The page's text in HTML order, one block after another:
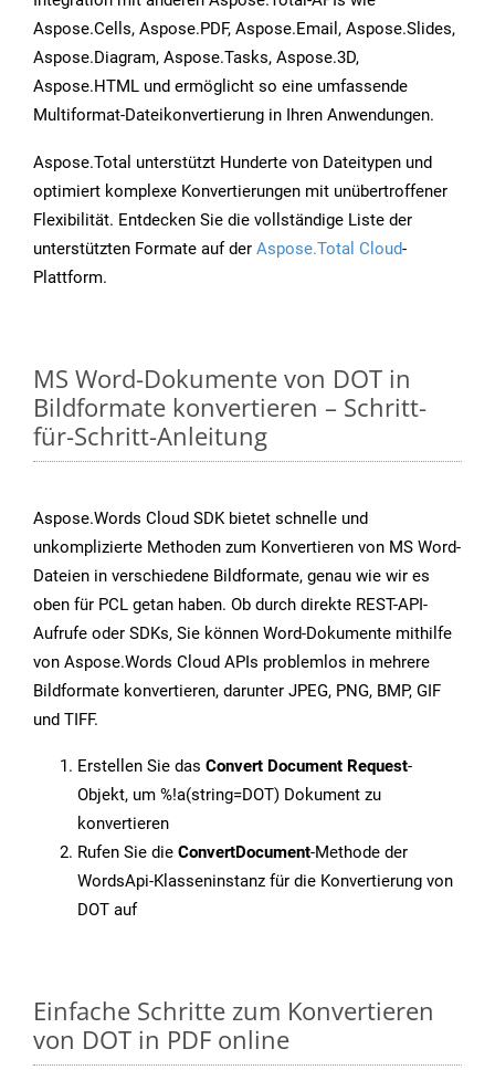
Aspose.Cells, Aspose.PDF, Aspose.Email, Aspose.Slides,
Aspose.Diagram, Aspose.Tasks, Aspose.3D,
Aspose.HTML und ermöglicht so eine umfassende
Multiformat-Dateikonvertierung in Ihren Anwendungen.
Aspose.Total unterstützt Hunderte von Dateitypen und
optimiert komplexe Konvertierungen mit unübertroffener
Flexibilität. Entdecken Sie die vollständige Liste der
unterstützten Formate auf der Aspose.Total Cloud-
Plattform.
MS Word-Dokumente von DOT in
Bildformate konvertieren – Schritt-
für-Schritt-Anleitung
Aspose.Words Cloud SDK bietet schnelle und
unkomplizierte Methoden zum Konvertieren von MS Word-
Dateien in verschiedene Bildformate, genau wie wir es
oben für PCL getan haben. Ob durch direkte REST-API-
Aufrufe oder SDKs, Sie können Word-Dokumente mithilfe
von Aspose.Words Cloud APIs problemlos in mehrere
Bildformate konvertieren, darunter JPEG, PNG, BMP, GIF
und TIFF.
Erstellen Sie das Convert Document Request-
Objekt, um %!a(string=DOT) Dokument zu
konvertieren
Rufen Sie die ConvertDocument-Methode der
WordsApi-Klasseninstanz für die Konvertierung von
DOT auf
Einfache Schritte zum Konvertieren
von DOT in PDF online